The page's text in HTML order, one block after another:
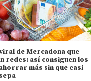
de Mercadona que
redes: así consiguen los
más sin que casi